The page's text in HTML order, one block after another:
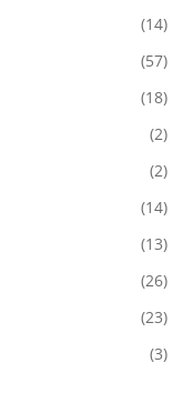
(14)
(57)
(18)
(2)
(2)
(14)
(13)
(26)
(23)
(3)